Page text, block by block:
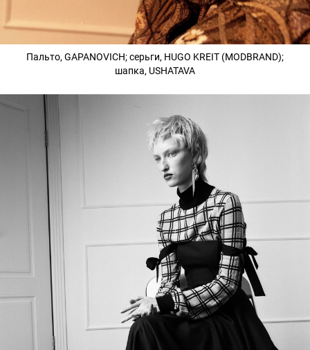
Пальто, GAPANOVICH; серьги, HUGO KREIT (MODBRAND);
шапка, USHATAVA